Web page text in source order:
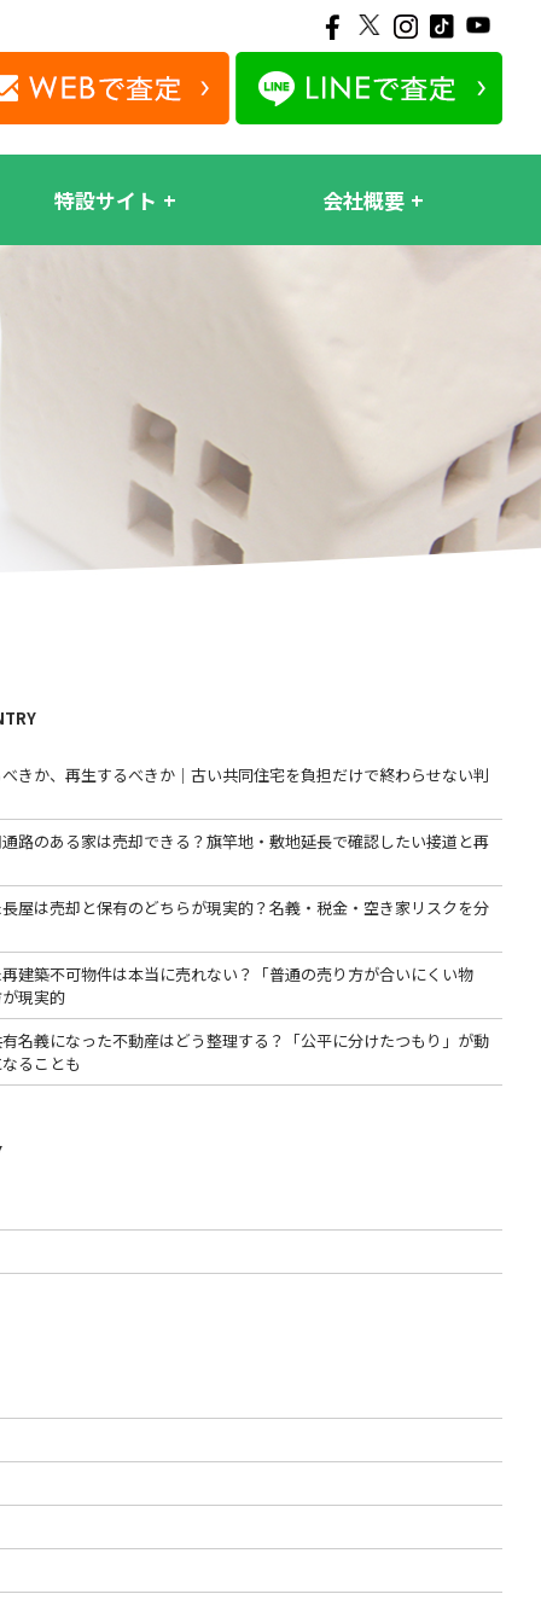
特設サイト 会社概要
きか、再生するべきか｜古い共同住宅を負担だけで終わらせない判
通路のある家は売却できる？旗竿地・敷地延長で確認したい接道と再
屋は売却と保有のどちらが現実的？名義・税金・空き家リスクを分
建築不可物件は本当に売れない？「普通の売り方が合いにくい物
現実的
名義になった不動産はどう整理する？「公平に分けたつもり」が動
ることも